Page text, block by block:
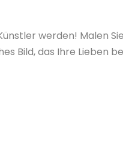
werden! Malen
Bild, das Ihre Lieben